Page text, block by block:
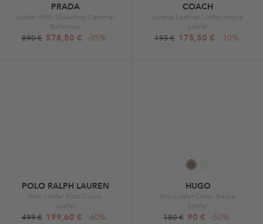
PRADA
Loafer With Shearling Caramel
Ballerinas
890 € 578,50 € -35%
COACH
Jolene Leather Loafer maple
Loafer
195 € 175,50 € -10%
POLO RALPH LAUREN
Polo Loafer Flats Cuoio
Loafer
499 € 199,60 € -60%
HUGO
Kris Loafer Open Beige
Loafer
180 € 90 € -50%